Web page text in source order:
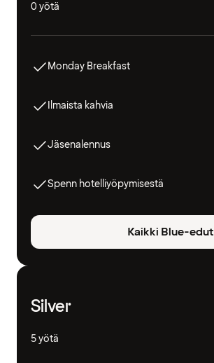
0 yötä
Monday Breakfast
Ilmaista kahvia
Jäsenalennus
Spenn hotelliyöpymisestä
Kaikki Blue-edut
Silver
5 yötä